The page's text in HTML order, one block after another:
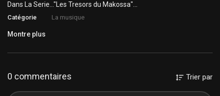
Dans La Serie..."Les Tresors du Makossa"...
Catégorie La musique
Montre plus
0 commentaires Trier par